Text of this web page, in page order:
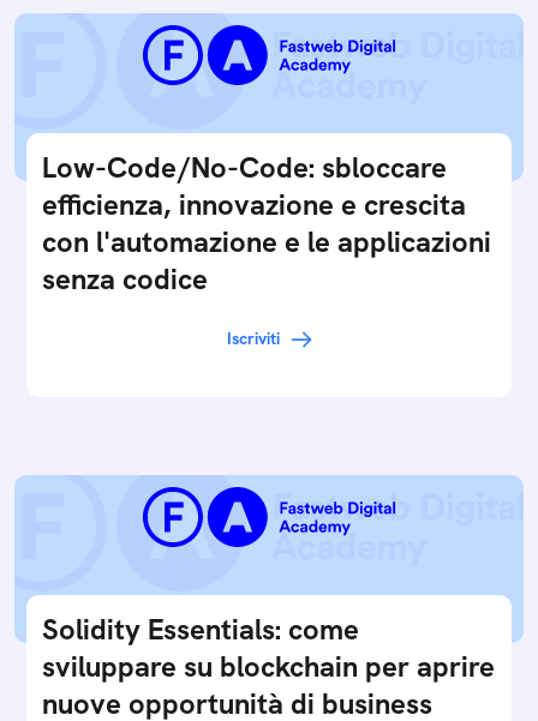
Low-Code/No-Code: sbloccare
efficienza, innovazione e crescita
con l'automazione e le applicazioni
senza codice
Iscriviti
Solidity Essentials: come
sviluppare su blockchain per aprire
nuove opportunità di business